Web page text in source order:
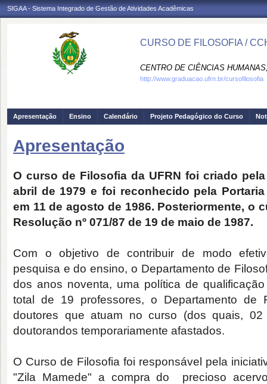
SIGAA - Sistema Integrado de Gestão de Atividades Acadêmicas
CURSO DE FILOSOFIA /
CENTRO DE CIÊNCIAS
http://www.graduacao.ufrn.br/cursofilosofia
Apresentação Ensino Calendário Projeto Pedagógico do Curso
Apresentação
O curso de Filosofia da UFRN foi criado
abril de 1979 e foi reconhecido pela
em 11 de agosto de 1986. Posteriormente, o
Resolução nº 071/87 de 19 de maio de 1987.
Com o objetivo de contribuir de modo
pesquisa e do ensino, o Departamento de
dos anos noventa, uma política de
total de 19 professores, o Departamento de
doutores que atuam no curso (dos quais,
doutorandos temporariamente afastados.
O Curso de Filosofia foi responsável pela
"Zila Mamede" a compra do precioso